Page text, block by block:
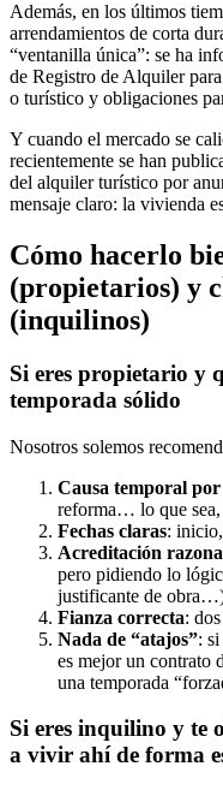
Además, en los últimos
arrendamientos de corta
“ventanilla única”: se ha
de Registro de Alquiler
o turístico y obligaciones
Y cuando el mercado se
recientemente se han
del alquiler turístico por
mensaje claro: la vivienda
Cómo hacerlo
(propietarios) y
(inquilinos)
Si eres propietario y
temporada sólido
Nosotros solemos
Causa temporal
reforma… lo que sea,
Fechas claras:
Acreditación
pero pidiendo lo
justificante de
Fianza correcta:
Nada de “atajos”:
es mejor un contrato
una temporada
Si eres inquilino y te
a vivir ahí de forma